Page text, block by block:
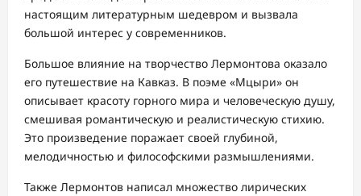
настоящим литературным шедевром и вызвала
большой интерес у современников.
Большое влияние на творчество Лермонтова оказало
его путешествие на Кавказ. В поэме «Мцыри» он
описывает красоту горного мира и человеческую душу,
смешивая романтическую и реалистическую стихию.
Это произведение поражает своей глубиной,
мелодичностью и философскими размышлениями.
Также Лермонтов написал множество лирических